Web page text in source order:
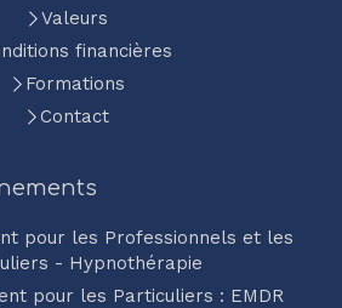
Valeurs
financières
Formations
Contact
pour les Professionnels et les
- Hypnothérapie
pour les Particuliers : EMDR